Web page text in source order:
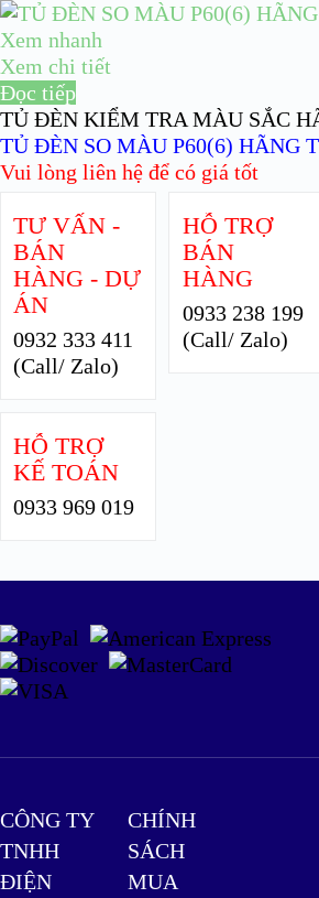
Xem nhanh
Xem chi tiết
Đọc tiếp
TỦ ĐÈN KIỂM TRA MÀU SẮC
TỦ ĐÈN SO MÀU P60(6) HÃNG
Vui lòng liên hệ để có giá tốt
TƯ VẤN -
BÁN
HÀNG - DỰ
ÁN
0932 333 411
(Call/ Zalo)
HỖ TRỢ
BÁN
HÀNG
0933 238 199
(Call/ Zalo)
HỖ TRỢ
KẾ TOÁN
0933 969 019
CÔNG TY
TNHH
ĐIỆN
CHÍNH
SÁCH
MUA